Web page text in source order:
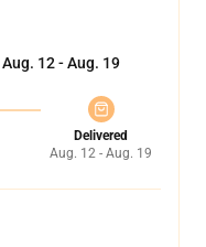
Aug. 12 - Aug. 19
Delivered
Aug. 12 - Aug. 19